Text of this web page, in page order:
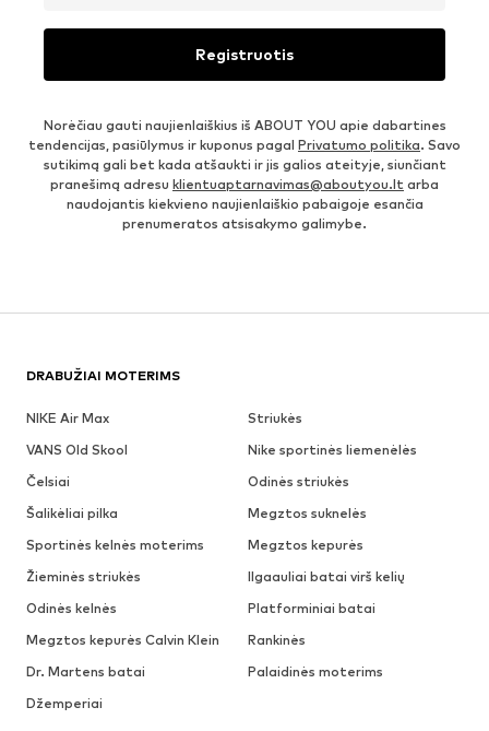
Registruotis
Norėčiau gauti naujienlaiškius iš ABOUT YOU apie dabartines
tendencijas, pasiūlymus ir kuponus pagal Privatumo politika. Savo
sutikimą gali bet kada atšaukti ir jis galios ateityje, siunčiant
pranešimą adresu klientuaptarnavimas@aboutyou.lt arba
naudojantis kiekvieno naujienlaiškio pabaigoje esančia
prenumeratos atsisakymo galimybe.
DRABUŽIAI MOTERIMS
NIKE Air Max
Striukės
VANS Old Skool
Nike sportinės liemenėlės
Čelsiai
Odinės striukės
Šalikėliai pilka
Megztos suknelės
Sportinės kelnės moterims
Megztos kepurės
Žieminės striukės
Ilgaauliai batai virš kelių
Odinės kelnės
Platforminiai batai
Megztos kepurės Calvin Klein
Rankinės
Dr. Martens batai
Palaidinės moterims
Džemperiai